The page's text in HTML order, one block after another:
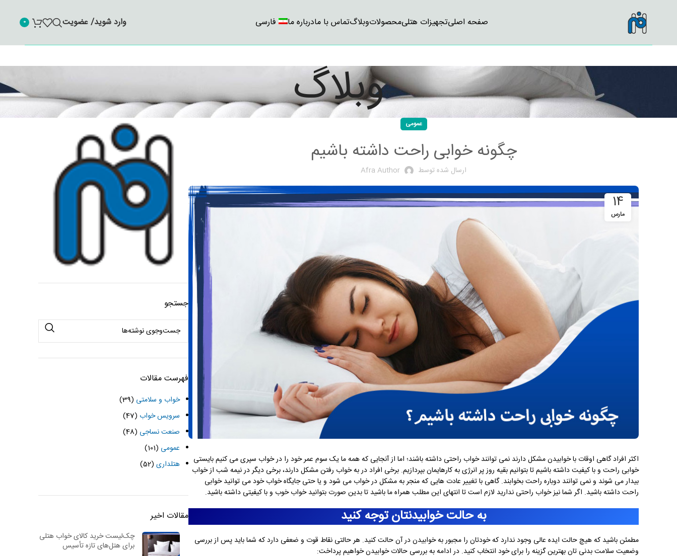
صفحه اصلیتجهیزات هتلیمحصولاتوبلاگتماس با مادرباره ما فارسی وارد شوید/ عضویت 0
وبلاگ
عمومی
چگونه خوابی راحت داشته باشیم
ارسال شده توسط Afra Author
14
مارس
اکثر افراد گاهی اوقات با خوابیدن مشکل دارند نمی توانند خواب راحتی داشته باشند؛ اما از آنجایی که همه ما یک سوم عمر خود را در خواب سپری می کنیم بایستی
خوابی راحت و با کیفیت داشته باشیم تا بتوانیم بقیه روز پر انرژی به کارهایمان بپردازیم. برخی افراد در به خواب رفتن مشکل دارند، برخی دیگر در نیمه شب از خواب
بیدار می شوند و نمی توانند دوباره راحت بخوابند. گاهی با تغییر عادت هایی که منجر به مشکل در خواب می شود و یا حتی جایگاه خواب خود می توانید خوابی
راحت داشته باشید. اگر شما نیز خواب راحتی ندارید لازم است تا انتهای این مطلب همراه ما باشید تا بدین صورت بتوانید خواب خوب و با کیفیتی داشته باشید.
به حالت خوابیدنتان توجه کنید
مطمئن باشید که هیچ حالت ایده عالی وجود ندارد که خودتان را مجبور به خوابیدن در آن حالت کنید. هر حالتی نقاط قوت و ضعفی دارد که شما باید پس از بررسی
وضعیت سلامت بدنی تان بهترین گزینه را برای خود انتخاب کنید. در ادامه به بررسی حالات خوابیدن خواهیم پرداخت:
جستجو
فهرست مقالات
خواب و سلامتی (39)
سرویس خواب (47)
صنعت نساجی (48)
عمومی (101)
هتلداری (52)
مقالات اخیر
چک‌لیست خرید کالای خواب هتلی
برای هتل‌های تازه تأسیس